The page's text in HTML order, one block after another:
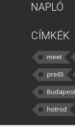
NAPLÓ
CÍMKÉK
meet
pre65
Budapest
hotrod